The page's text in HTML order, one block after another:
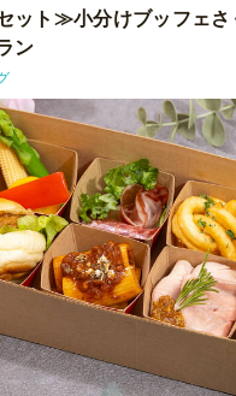
ット≫小分けブッフェさ
ン